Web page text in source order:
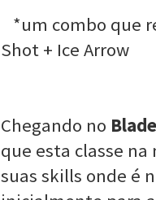
*um combo que
Shot + Ice Arrow
Chegando no
que esta classe
suas skills onde é